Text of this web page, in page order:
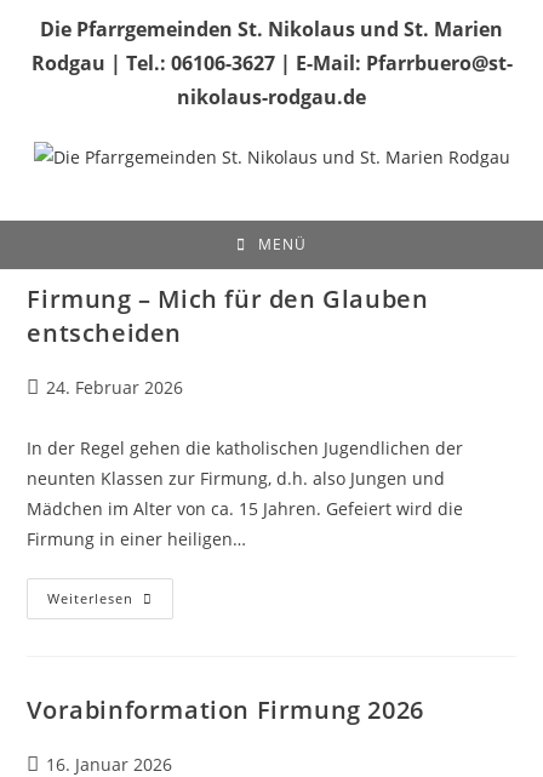
Inhalt
springen
Die Pfarrgemeinden St. Nikolaus und St. Marien
Rodgau | Tel.: 06106-3627 | E-Mail: Pfarrbuero@st-
nikolaus-rodgau.de
MENÜ
Firmung – Mich für den Glauben
entscheiden
Beitrag
24. Februar 2026
In der Regel gehen die katholischen Jugendlichen der
neunten Klassen zur Firmung, d.h. also Jungen und
Mädchen im Alter von ca. 15 Jahren. Gefeiert wird die
Firmung in einer heiligen…
Weiterlesen Firmung
–
Entscheiden
Vorabinformation Firmung 2026
Beitrag
16. Januar 2026